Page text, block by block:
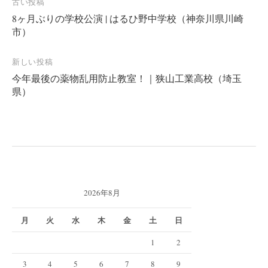
投
稿
ナ
ビ
ゲ
ー
ン
8ヶ月ぶりの学校公演 | はるひ野中学校（神奈川県川崎
市）
新しい投稿
今年最後の薬物乱用防止教室！｜狭山工業高校（埼玉
県）
2026年8月
月 火 水 木 金 土 日
1
2
3
4 5 6 7 8 9